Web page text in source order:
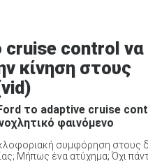
cruise control να
κίνηση στους
το adaptive cruise
φαινόμενο
συμφόρηση στους
Μήπως ένα ατύχημα; Όχι